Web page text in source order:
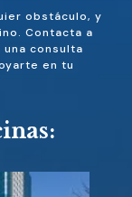
obstáculo, y
Contacta a
una consulta
en tu